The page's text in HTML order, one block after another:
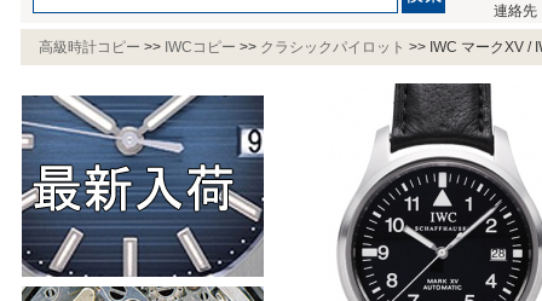
連絡
高級時計コピー >> IWCコピー >> クラシックパイロット >> IWC マークXV /